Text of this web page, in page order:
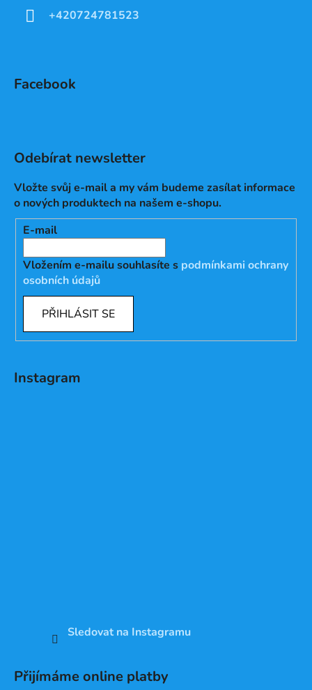
+420724781523
Facebook
Odebírat newsletter
Vložte svůj e-mail a my vám budeme zasílat informace
o nových produktech na našem e-shopu.
E-mail
Vložením e-mailu souhlasíte s podmínkami ochrany
osobních údajů
PŘIHLÁSIT SE
Instagram
Sledovat na Instagramu
Přijímáme online platby